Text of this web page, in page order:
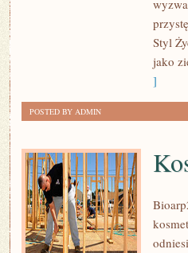
Styl
jako
]
POSTED BY ADMIN